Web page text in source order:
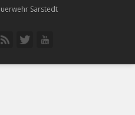
Sarstedt